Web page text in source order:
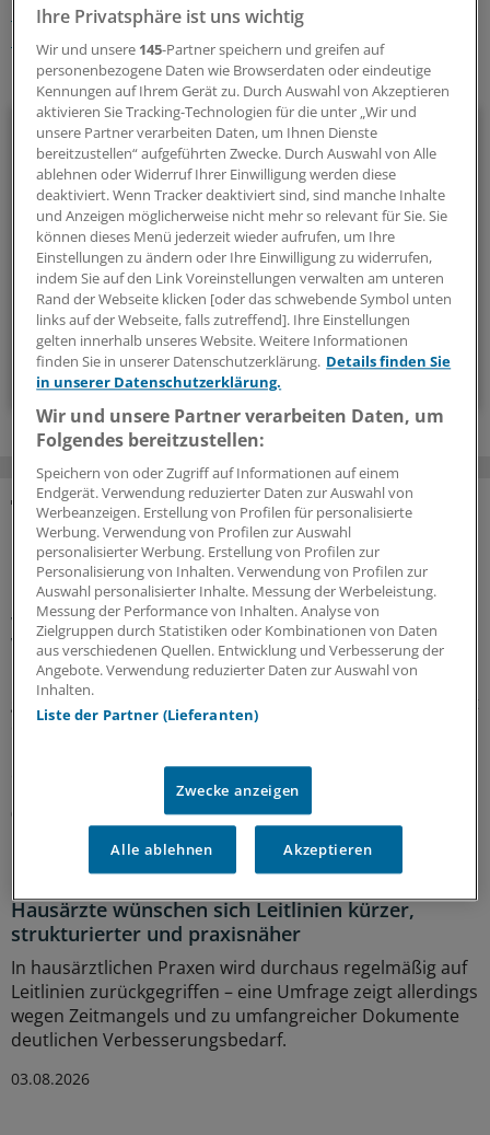
Unternehmen Weiterbildung Geld und Vermögen
Medizinethik
Ihr Newsletter zum Thema
Beruf & Alltag
Die Sonntagslektüre: Lesen Sie Wissenswertes und
Nützliches für Ihre tägliche Arbeit, lassen Sie sich von
Kolleginnen und Kollegen inspirieren - und seien Sie immer
einen Schritt voraus.
wöchentlich (Sonntag)
Zum Abonnieren bitte anmelden
MEHR ZUM THEMA
Präventionsoffensive
Gesundheitsrechtler Thomas Schlegel: „Krankheit
wirkt wie eine stille Rezession im Inneren der
Wirtschaft“
Die Koalition will die Prävention als
gesamtgesellschaftliche Aufgabe stärken. Richtig so, sagt
der Gesundheitsrechtler Professor Thomas Schlegel im
eine viel größere Dimension als viele meinten.
07.08.2026
Hausärzte wünschen sich Leitlinien kürzer,
strukturierter und praxisnäher
In hausärztlichen Praxen wird durchaus regelmäßig auf
Leitlinien zurückgegriffen – eine Umfrage zeigt allerdings
wegen Zeitmangels und zu umfangreicher Dokumente
deutlichen Verbesserungsbedarf.
03.08.2026
Ihre Privatsphäre ist uns wichtig
Wir und unsere 145-Partner speichern und greifen auf
personenbezogene Daten wie Browserdaten oder eindeutige
Kennungen auf Ihrem Gerät zu. Durch Auswahl von Akzeptieren
aktivieren Sie Tracking-Technologien für die unter „Wir und
unsere Partner verarbeiten Daten, um Ihnen Dienste
bereitzustellen“ aufgeführten Zwecke. Durch Auswahl von Alle
ablehnen oder Widerruf Ihrer Einwilligung werden diese
deaktiviert. Wenn Tracker deaktiviert sind, sind manche Inhalte
und Anzeigen möglicherweise nicht mehr so relevant für Sie. Sie
können dieses Menü jederzeit wieder aufrufen, um Ihre
Einstellungen zu ändern oder Ihre Einwilligung zu widerrufen,
indem Sie auf den Link Voreinstellungen verwalten am unteren
Rand der Webseite klicken [oder das schwebende Symbol unten
links auf der Webseite, falls zutreffend]. Ihre Einstellungen
gelten innerhalb unseres Website. Weitere Informationen
finden Sie in unserer Datenschutzerklärung. Details finden Sie
in unserer Datenschutzerklärung.
Wir und unsere Partner verarbeiten Daten, um
Folgendes bereitzustellen:
Speichern von oder Zugriff auf Informationen auf einem
Endgerät. Verwendung reduzierter Daten zur Auswahl von
Werbeanzeigen. Erstellung von Profilen für personalisierte
Werbung. Verwendung von Profilen zur Auswahl
personalisierter Werbung. Erstellung von Profilen zur
Personalisierung von Inhalten. Verwendung von Profilen zur
Auswahl personalisierter Inhalte. Messung der Werbeleistung.
Messung der Performance von Inhalten. Analyse von
Zielgruppen durch Statistiken oder Kombinationen von Daten
aus verschiedenen Quellen. Entwicklung und Verbesserung der
Angebote. Verwendung reduzierter Daten zur Auswahl von
Inhalten.
Liste der Partner (Lieferanten)
Zwecke anzeigen
Alle ablehnen Akzeptieren